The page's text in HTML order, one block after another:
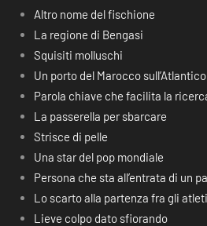
Altro nome del fischione
La regione di Bengasi
Squisiti molluschi
Un porto del Marocco sull’Atlantico
Parola chiave che facilita la
La passerella per sbarcare
Strisce di pelle
Una star del pop mondiale
Persona che sta all’entrata di un
Lo scarto alla partenza fra gli
Lieve colpo dato sfiorando